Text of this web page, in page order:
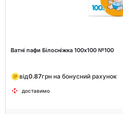
Ватні пафи Білосніжка 100х100 №100
від0.87грн на бонусний рахунок
доставимо